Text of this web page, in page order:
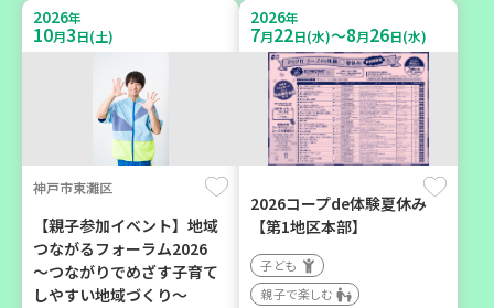
豊岡市
大人の発達障がいを学び、
親子で心を軽くしません
学び・体験
西宮市
野菜を食べよう！ベジ活キ
ャンペーン【第２地区】
子ども
親子で楽しむ
学び・体験
食
2026年
10月6日(火)
2026年
10月3日(土)
神戸市東灘区
【親子参加イベント】地域
つながるフォーラム2026
～つながりでめざす子育て
しやすい地域づくり～
2026年
7月22日(水)～8月26日(水)
2026コープde体験夏休み
【第1地区本部】
子ども
親子で楽しむ